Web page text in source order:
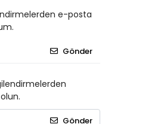
e-posta
Gönder
Gönder